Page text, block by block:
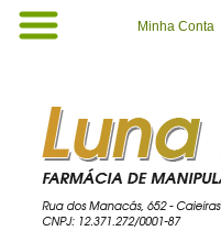
Minha Conta